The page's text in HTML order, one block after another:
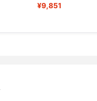
¥9,851